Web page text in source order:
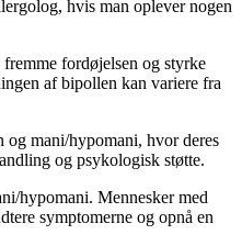
hvis man oplever nogen
fordøjelsen og styrke
af bipollen kan variere fra
og mani/hypomani, hvor deres
og psykologisk støtte.
hypomani. Mennesker med
symptomerne og opnå en